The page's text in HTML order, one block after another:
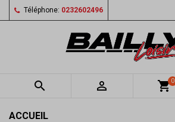
Téléphone: 0232602496
  shopping_cart0
ACCUEIL